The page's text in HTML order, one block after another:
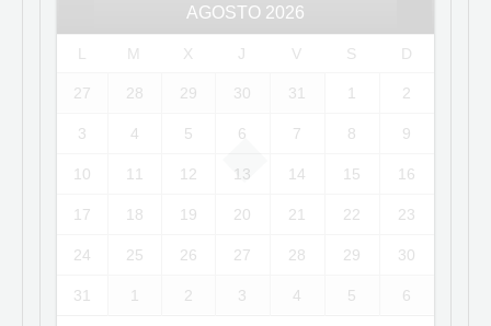
AGOSTO 2026
M X J V S D
27 28 29 30 31 1 2
3 4 5 6 7 8 9
10 11 12 13 14 15 16
17 18 19 20 21 22 23
24 25 26 27 28 29 30
31 1 2 3 4 5 6